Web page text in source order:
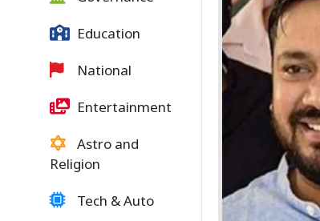
Education
National
Entertainment
Astro and
Religion
Tech & Auto